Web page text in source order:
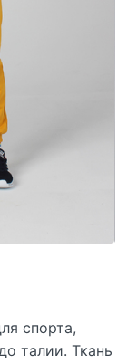
спорта,
талии. Ткань